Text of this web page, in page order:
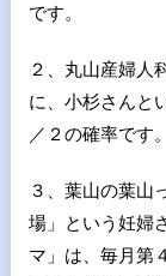
です。
２、丸山産婦人
に、小杉さんと
／２の確率です。
３、葉山の葉山
場」という妊婦
マ」は、毎月第